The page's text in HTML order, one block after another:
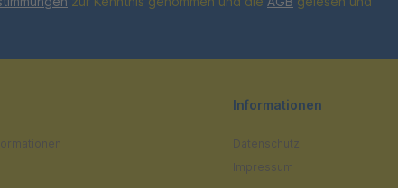
Informationen
Datenschutz
Impressum